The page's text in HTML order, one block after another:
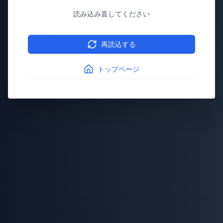
読み込み直してください
再読込する
トップページ